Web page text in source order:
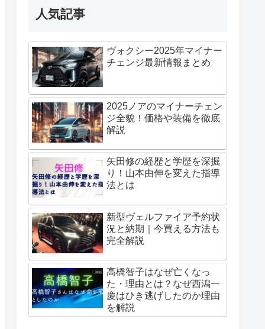
人気記事
ヴォクシー2025年マイナー
チェンジ最新情報まとめ
2025ノアのマイナーチェン
ジ全貌！価格や装備を徹底
解説
矢田修の経歴と学歴を深掘
り！山本由伸を変えた指導
法とは
新型ヴェルファイア予約状
況と納期｜今買える方法も
完全解説
高橋智子はなぜ亡くなっ
た・理由とは？なぜ西潟一
慶はひき逃げしたのか理由
を解説